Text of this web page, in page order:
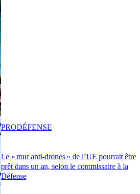
Le « mur anti-drones » de l’UE pourrait être
prêt dans un an, selon le commissaire à la
Défense
PRODÉFENSE